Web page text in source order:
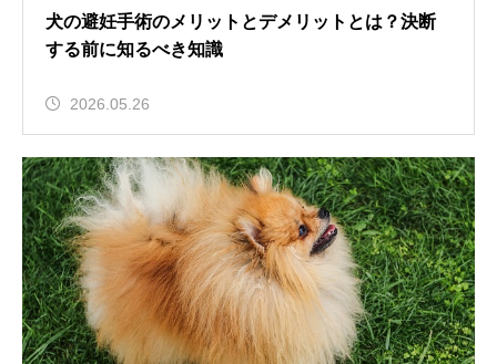
犬の避妊手術のメリットとデメリットとは？決断
する前に知るべき知識
2026.05.26